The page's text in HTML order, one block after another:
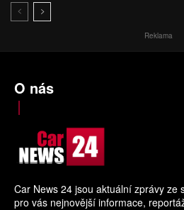
Reklama
O nás
Car News 24 jsou aktuální zprávy ze
pro vás nejnovější informace,